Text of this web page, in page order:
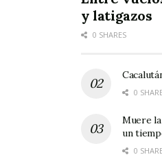
y latigazos
0 SHARES
0
Muere
un
0